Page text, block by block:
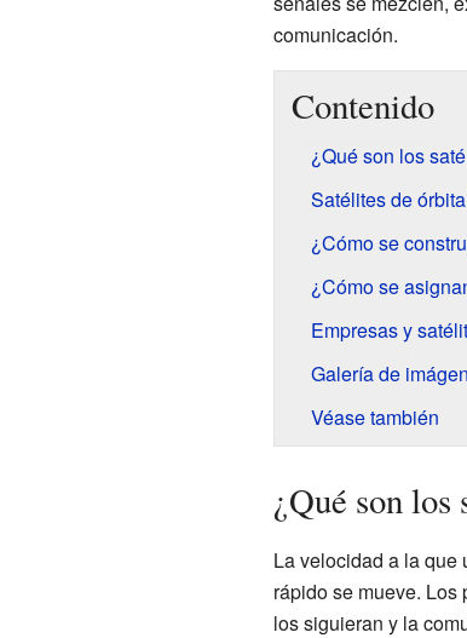
comunicación.
Contenido
¿Qué son los
Satélites de
¿Cómo se
¿Cómo se
Empresas y
Galería de
Véase también
¿Qué son
La velocidad a la que
rápido se mueve.
los siguieran y la